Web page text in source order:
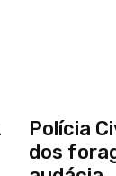
Polícia
dos